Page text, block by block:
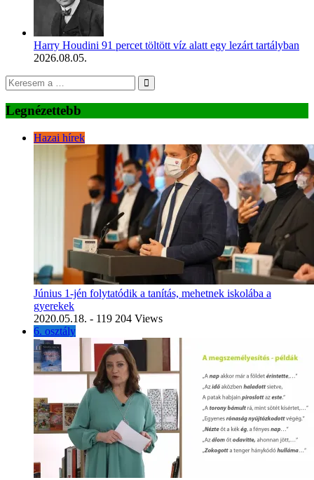
Harry Houdini 91 percet töltött víz alatt egy lezárt tartályban
2026.08.05.
Legnézettebb
Hazai hírek
Június 1-jén folytatódik a tanítás, mehetnek iskolába a
gyerekek
2020.05.18. - 119 204 Views
6. osztály